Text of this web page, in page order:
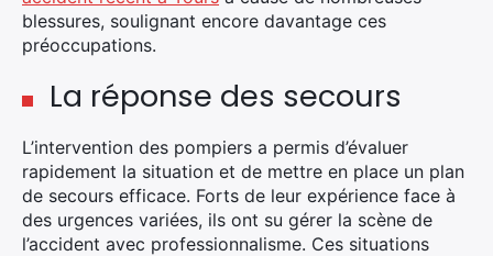
blessures, soulignant encore davantage ces
préoccupations.
La réponse des secours
L’intervention des pompiers a permis d’évaluer
rapidement la situation et de mettre en place un plan
de secours efficace. Forts de leur expérience face à
des urgences variées, ils ont su gérer la scène de
l’accident avec professionnalisme. Ces situations
Rechercher
: